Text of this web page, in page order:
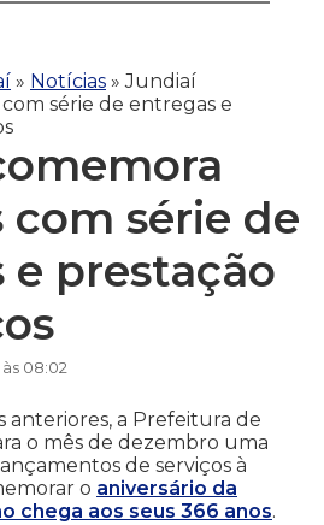
» Notícias »Jundiaí
série de entregas e
com série de
e prestação
08:02
anteriores, a Prefeitura de
o mês de dezembro uma
de serviços à
o aniversário da
chega aos seus 366 anos.